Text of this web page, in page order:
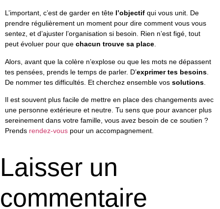
L’important, c’est de garder en tête l’objectif qui vous unit. De
prendre régulièrement un moment pour dire comment vous vous
sentez, et d’ajuster l’organisation si besoin. Rien n’est figé, tout
peut évoluer pour que chacun trouve sa place.
Alors, avant que la colère n’explose ou que les mots ne dépassent
tes pensées, prends le temps de parler. D’exprimer tes besoins
De nommer tes difficultés. Et cherchez ensemble vos solutions
Il est souvent plus facile de mettre en place des changements avec
une personne extérieure et neutre. Tu sens que pour avancer plus
sereinement dans votre famille, vous avez besoin de ce soutien ?
Prends rendez-vous pour un accompagnement.
Laisser un
commentaire